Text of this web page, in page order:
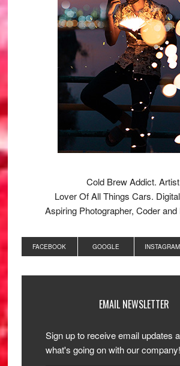
Cold Brew Addict.
Lover Of All Things Cars.
Aspiring Photographer, Coder and
FACEBOOK GOOGLE INSTAGRAM
EMAIL NEWSLETTER
Sign up to receive email updates
what's going on with our company!